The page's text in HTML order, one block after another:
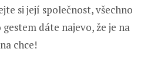
si její společnost, všechno
dáte najevo, že je na
chce!